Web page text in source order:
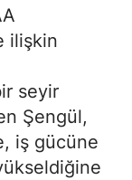
ilişkin
seyir
Şengül,
iş gücüne